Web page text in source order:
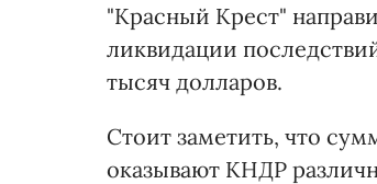
"Красный Крест"
ликвидации
тысяч долларов.
Стоит заметить, что
оказывают КНДР